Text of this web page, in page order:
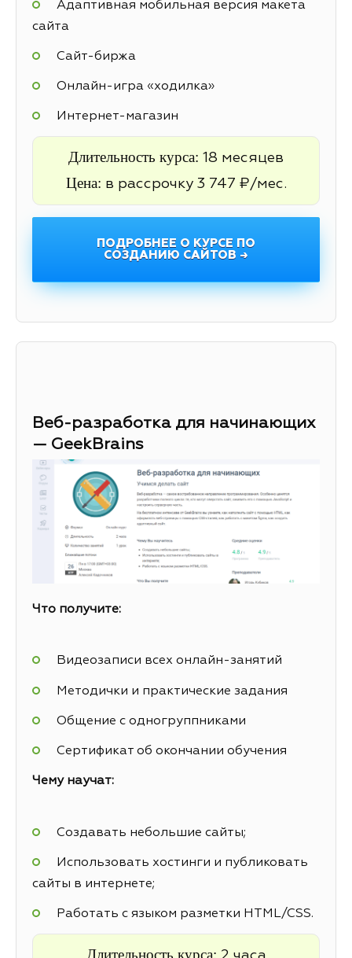
Адаптивная мобильная версия макета
сайта
Cайт-биржа
Онлайн-игра «ходилка»
Интернет-магазин
Длительность курса: 18 месяцев
Цена: в рассрочку 3 747 ₽/мес.
ПОДРОБНЕЕ О КУРСЕ ПО
СОЗДАНИЮ САЙТОВ →
Веб-разработка для начинающих
— GeekBrains
Что получите:
Видеозаписи всех онлайн-занятий
Методички и практические задания
Общение с одногруппниками
Сертификат об окончании обучения
Чему научат:
Создавать небольшие сайты;
Использовать хостинги и публиковать
сайты в интернете;
Работать с языком разметки HTML/CSS.
Длительность курса: